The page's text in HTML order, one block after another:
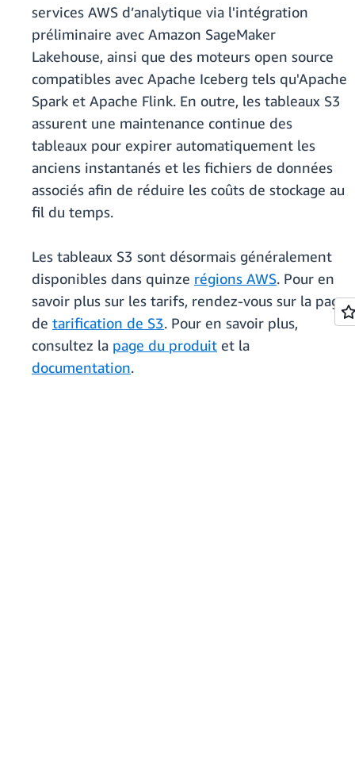
services AWS d’analytique via l'intégration
préliminaire avec Amazon SageMaker
Lakehouse, ainsi que des moteurs open source
compatibles avec Apache Iceberg tels qu'Apache
Spark et Apache Flink. En outre, les tableaux S3
assurent une maintenance continue des
tableaux pour expirer automatiquement les
anciens instantanés et les fichiers de données
associés afin de réduire les coûts de stockage au
fil du temps.
Les tableaux S3 sont désormais généralement
disponibles dans quinze régions AWS. Pour en
savoir plus sur les tarifs, rendez-vous sur la page
de tarification de S3. Pour en savoir plus,
consultez la page du produit et la
documentation.